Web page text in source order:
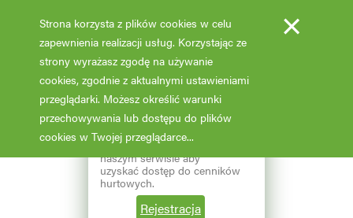
Reprezentujesz branżę
ogrodniczą? Zarejestruj się w
naszym serwisie aby
uzyskać dostęp do cenników
hurtowych.
Rejestracja
Fotooferta cenowa - hurt
Aktualizacja: 07.02.2026 godz: 02:03
Pokaż filtry
Wybierz grupę roślin
Aktualna liczba wyników: 56
Strona korzysta z plików cookies w celu
zapewnienia realizacji usług. Korzystając ze
strony wyrażasz zgodę na używanie
cookies, zgodnie z aktualnymi ustawieniami
przeglądarki. Możesz określić warunki
przechowywania lub dostępu do plików
cookies w Twojej przeglądarce...
×